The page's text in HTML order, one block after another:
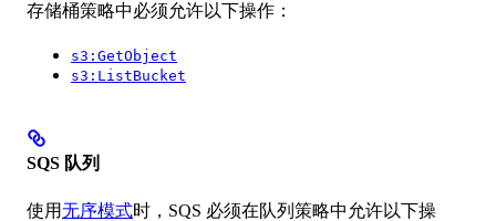
存储桶策略中必须允许以下操作：
s3:GetObject
s3:ListBucket
SQS 队列
使用无序模式时，SQS 必须在队列策略中允许以下操